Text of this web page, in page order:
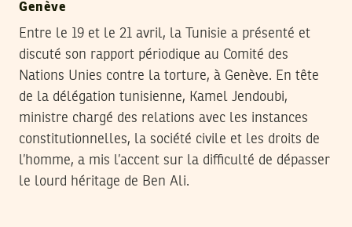
Genève
Entre le 19 et le 21 avril, la Tunisie a présenté et
discuté son rapport périodique au Comité des
Nations Unies contre la torture, à Genève. En tête
de la délégation tunisienne, Kamel Jendoubi,
ministre chargé des relations avec les instances
constitutionnelles, la société civile et les droits de
l’homme, a mis l’accent sur la difficulté de dépasser
le lourd héritage de Ben Ali.